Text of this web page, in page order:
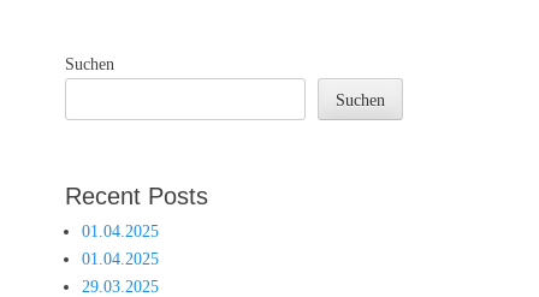
Suchen
Suchen
Recent Posts
01.04.2025
01.04.2025
29.03.2025